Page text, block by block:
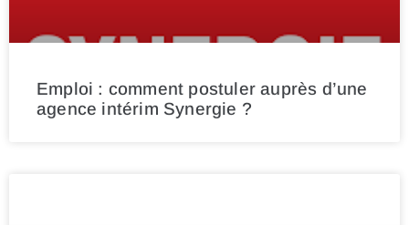
Emploi : comment postuler auprès d’une
agence intérim Synergie ?